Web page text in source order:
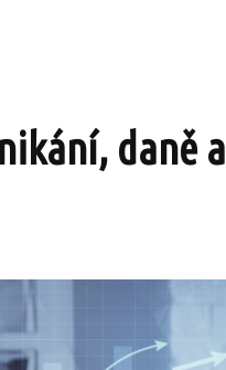
daně a